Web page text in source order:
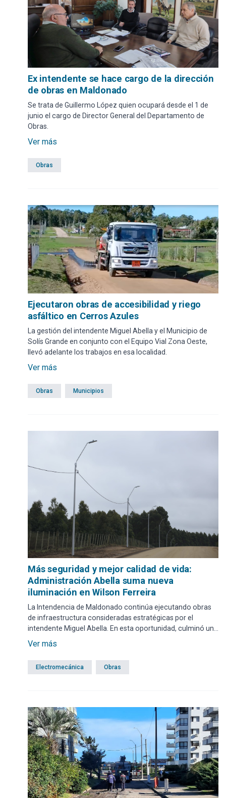
Ex intendente se hace cargo de la dirección
de obras en Maldonado
Se trata de Guillermo López quien ocupará desde el 1 de
junio el cargo de Director General del Departamento de
Obras.
Ver más
Obras
Ejecutaron obras de accesibilidad y riego
asfáltico en Cerros Azules
La gestión del intendente Miguel Abella y el Municipio de
Solís Grande en conjunto con el Equipo Vial Zona Oeste,
llevó adelante los trabajos en esa localidad.
Ver más
Obras Municipios
Más seguridad y mejor calidad de vida:
Administración Abella suma nueva
iluminación en Wilson Ferreira
La Intendencia de Maldonado continúa ejecutando obras
de infraestructura consideradas estratégicas por el
intendente Miguel Abella. En esta oportunidad, culminó una
nueva etapa del Plan de Iluminación Departamental con la
instalación de una moderna red de alumbrado público en
continuación de la avenida Wilson Ferreira, hasta la
Urbanización Norte.
Ver más
Electromecánica Obras